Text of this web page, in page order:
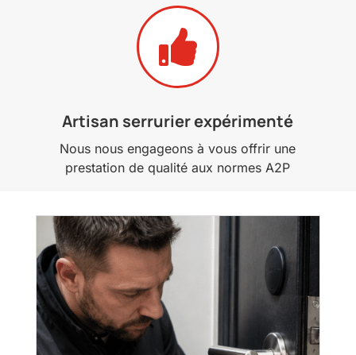

Artisan serrurier expérimenté
Nous nous engageons à vous offrir une
prestation de qualité aux normes A2P